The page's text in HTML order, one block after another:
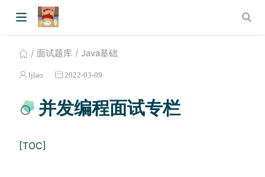
面试题库 Java基础
ljlao 2022-03-09
并发编程面试专栏
[TOC]